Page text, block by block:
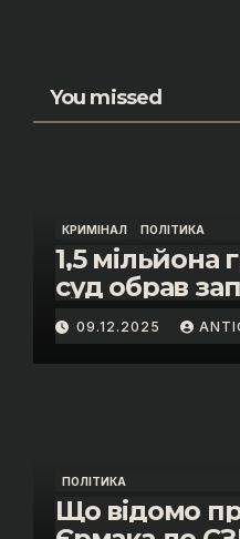
You missed
КРИМІНАЛ ПОЛІТИКА
1,5 мільйона
суд обрав
помічнику
Скороход у
«санкційний
09.12.2025
ПОЛІТИКА
Що відомо